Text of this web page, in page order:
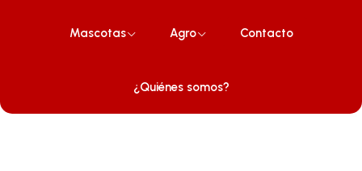
Mascotas Agro Contacto
¿Quiénes somos?